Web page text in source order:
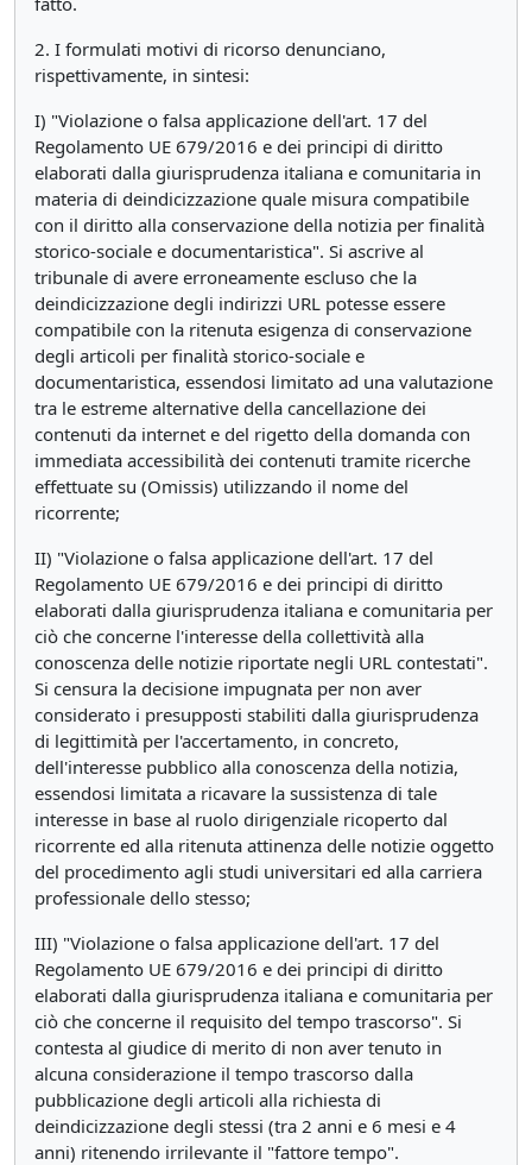
2. I formulati motivi di ricorso denunciano,
rispettivamente, in sintesi:
I) "Violazione o falsa applicazione dell'art. 17 del
Regolamento UE 679/2016 e dei principi di diritto
elaborati dalla giurisprudenza italiana e comunitaria in
materia di deindicizzazione quale misura compatibile
con il diritto alla conservazione della notizia per finalità
storico-sociale e documentaristica". Si ascrive al
tribunale di avere erroneamente escluso che la
deindicizzazione degli indirizzi URL potesse essere
compatibile con la ritenuta esigenza di conservazione
degli articoli per finalità storico-sociale e
documentaristica, essendosi limitato ad una valutazione
tra le estreme alternative della cancellazione dei
contenuti da internet e del rigetto della domanda con
immediata accessibilità dei contenuti tramite ricerche
effettuate su (Omissis) utilizzando il nome del
ricorrente;
II) "Violazione o falsa applicazione dell'art. 17 del
Regolamento UE 679/2016 e dei principi di diritto
elaborati dalla giurisprudenza italiana e comunitaria per
ciò che concerne l'interesse della collettività alla
conoscenza delle notizie riportate negli URL contestati".
Si censura la decisione impugnata per non aver
considerato i presupposti stabiliti dalla giurisprudenza
di legittimità per l'accertamento, in concreto,
dell'interesse pubblico alla conoscenza della notizia,
essendosi limitata a ricavare la sussistenza di tale
interesse in base al ruolo dirigenziale ricoperto dal
ricorrente ed alla ritenuta attinenza delle notizie oggetto
del procedimento agli studi universitari ed alla carriera
professionale dello stesso;
III) "Violazione o falsa applicazione dell'art. 17 del
Regolamento UE 679/2016 e dei principi di diritto
elaborati dalla giurisprudenza italiana e comunitaria per
ciò che concerne il requisito del tempo trascorso". Si
contesta al giudice di merito di non aver tenuto in
alcuna considerazione il tempo trascorso dalla
pubblicazione degli articoli alla richiesta di
deindicizzazione degli stessi (tra 2 anni e 6 mesi e 4
anni) ritenendo irrilevante il "fattore tempo".